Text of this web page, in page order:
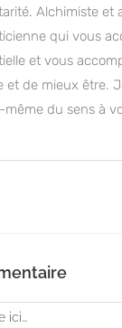
Alchimiste et
qui vous
et vous
et de mieux être.
même du sens à